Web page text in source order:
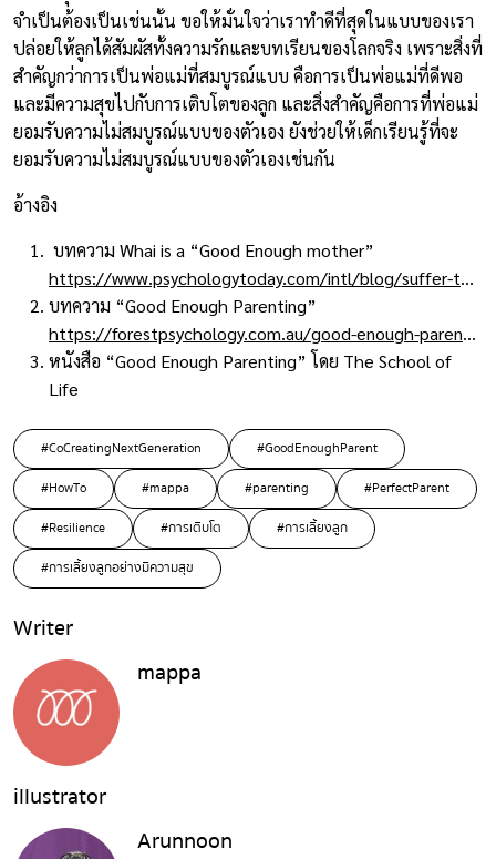
จำเป็นต้องเป็นเช่นนั้น ขอให้มั่นใจว่าเราทำดีที่สุดในแบบของเรา
ปล่อยให้ลูกได้สัมผัสทั้งความรักและบทเรียนของโลกจริง เพราะสิ่งที่
สำคัญกว่าการเป็นพ่อแม่ที่สมบูรณ์แบบ คือการเป็นพ่อแม่ที่ดีพอ
และมีความสุขไปกับการเติบโตของลูก และสิ่งสำคัญคือการที่พ่อแม่
ยอมรับความไม่สมบูรณ์แบบของตัวเอง ยังช่วยให้เด็กเรียนรู้ที่จะ
ยอมรับความไม่สมบูรณ์แบบของตัวเองเช่นกัน
อ้างอิง
บทความ Whai is a “Good Enough mother”
https://www.psychologytoday.com/intl/blog/suffer-the-children/201605/what-is-good-enough-mother
บทความ “Good Enough Parenting”
https://forestpsychology.com.au/good-enough-parenting/
หนังสือ “Good Enough Parenting” โดย The School of
Life
#CoCreatingNextGeneration
#GoodEnoughParent
#HowTo
#mappa #parenting
#PerfectParent
#Resilience
#การเติบโต
#การเลี้ยงลูก
#การเลี้ยงลูกอย่างมีความสุข
Writer
mappa
illustrator
Arunnoon